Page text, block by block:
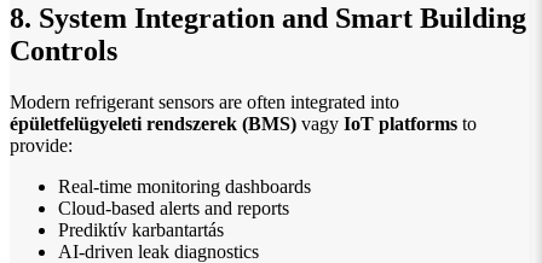
8. System Integration and Smart Building
Controls
Modern refrigerant sensors are often integrated into
épületfelügyeleti rendszerek (BMS) vagy IoT platforms to
provide:
Real-time monitoring dashboards
Cloud-based alerts and reports
Prediktív karbantartás
AI-driven leak diagnostics